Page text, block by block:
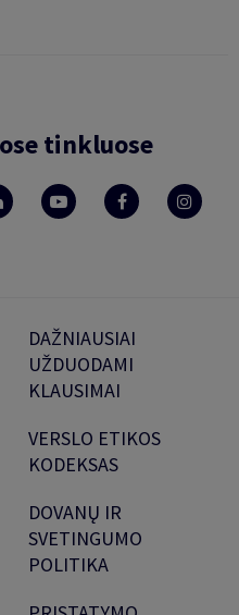
tinkluose
DAŽNIAUSIAI
UŽDUODAMI
KLAUSIMAI
VERSLO ETIKOS
KODEKSAS
DOVANŲ IR
SVETINGUMO
POLITIKA